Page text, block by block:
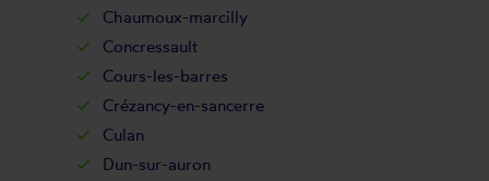
Chaumoux-marcilly
Concressault
Cours-les-barres
Crézancy-en-sancerre
Culan
Dun-sur-auron